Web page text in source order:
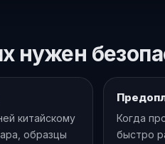
нужен
китайскому
образцы
Когда
быстро